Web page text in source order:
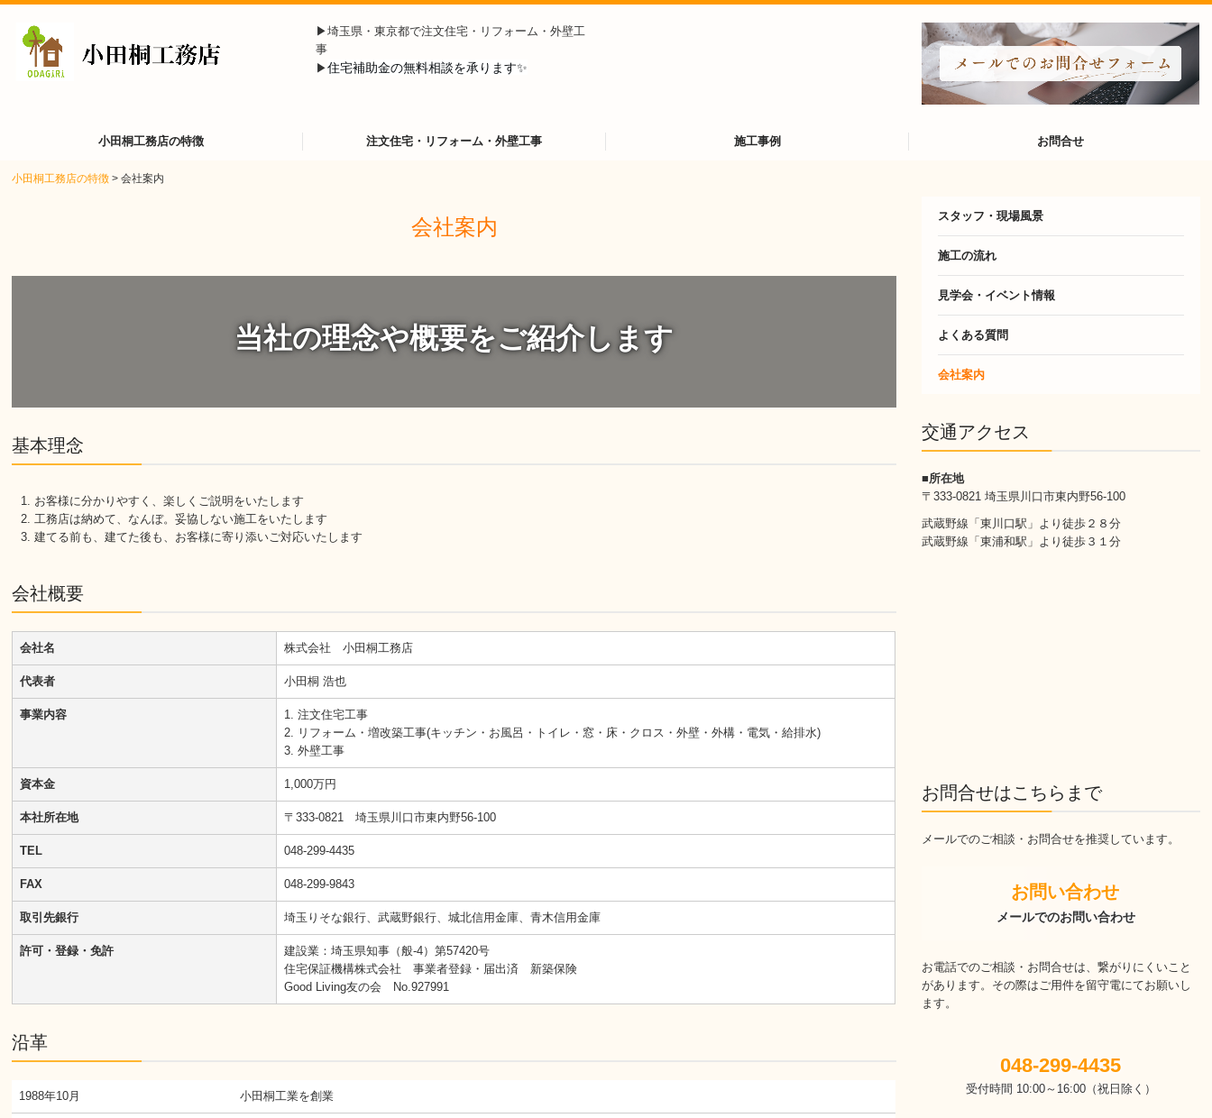
▶︎埼玉県・東京都で注文住宅・リフォーム・外壁工
事
▶︎住宅補助金の無料相談を承ります✨
小田桐工務店の特徴 注文住宅・リフォーム・外壁工事 施工事例 お問合せ
小田桐工務店の特徴 会社案内
会社案内
当社の理念や概要をご紹介します
基本理念
お客様に分かりやすく、楽しくご説明をいたします
工務店は納めて、なんぼ。妥協しない施工をいたします
建てる前も、建てた後も、お客様に寄り添いご対応いたします
会社概要
会社名 株式会社 小田桐工務店
代表者 小田桐 浩也
事業内容
1. 注文住宅工事
2. リフォーム・増改築工事(キッチン・お風呂・トイレ・窓・床・クロス・外壁・外構・電気・給排水)
3. 外壁工事
資本金 1,000万円
本社所在地 〒333-0821 埼玉県川口市東内野56-100
TEL 048-299-4435
FAX 048-299-9843
取引先銀行 埼玉りそな銀行、武蔵野銀行、城北信用金庫、青木信用金庫
許可・登録・免許
建設業：埼玉県知事（般-4）第57420号
住宅保証機構株式会社 事業者登録・届出済 新築保険
Good Living友の会 No.927991
沿革
1988年10月 小田桐工業を創業
スタッフ・現場風景
施工の流れ
見学会・イベント情報
よくある質問
会社案内
交通アクセス
■所在地
〒333-0821 埼玉県川口市東内野56-100
武蔵野線「東川口駅」より徒歩２８分
武蔵野線「東浦和駅」より徒歩３１分
お問合せはこちらまで
メールでのご相談・お問合せを推奨しています。
お問い合わせ
メールでのお問い合わせ
お電話でのご相談・お問合せは、繋がりにくいこと
があります。その際はご用件を留守電にてお願いし
ます。
048-299-4435
受付時間 10:00～16:00（祝日除く）